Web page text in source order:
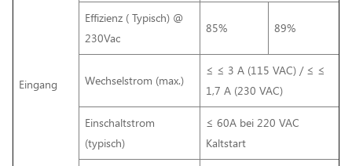
Eingang
Effizienz ( Typisch) @
230Vac
85% 89%
Wechselstrom (max.)
≤ ≤ 3 A (115 VAC) / ≤ ≤
1,7 A (230 VAC)
Einschaltstrom
(typisch)
≤ 60A bei 220 VAC
Kaltstart